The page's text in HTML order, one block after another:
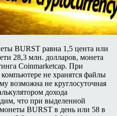
BURST равна 1,5 цента или
28,3 млн. долларов, монета
Coinmarketcap. При
не хранятся файлы
возможна не круглосуточная
дохода
что при выделенной
BURST в день или 58 в